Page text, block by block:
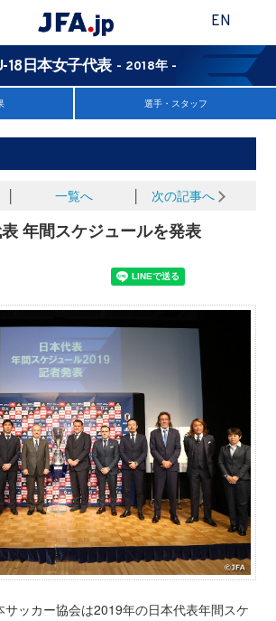
EN
18日本女子代表 - 2018年 -
選手・スタッフ
一覧へ 次の記事へ
年間スケジュールを発表
ッカー協会は2019年の日本代表年間スケ